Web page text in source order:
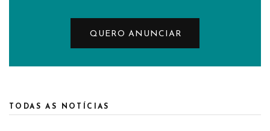
QUERO ANUNCIAR
TODAS AS NOTÍCIAS